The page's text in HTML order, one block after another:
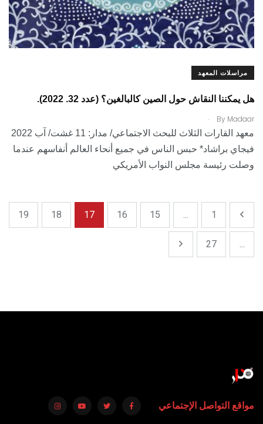
مراسلات المعهد
هل يمكننا النقاش حول الصين كالبالغين؟ (عدد 32. 2022).
By Madaar
.
معهد القارات الثلاث للبحث الاجتماعي/ مدار: 11 غشت/ آب 2022
فيجاي براشاد* حبس الناس في جميع أنحاء العالم أنفاسهم عندما
وصلت رئيسة مجلس النواب الأمريكي
1
...
15
16
17
18
19
...
27
مواقع التواصل الإجتماعي